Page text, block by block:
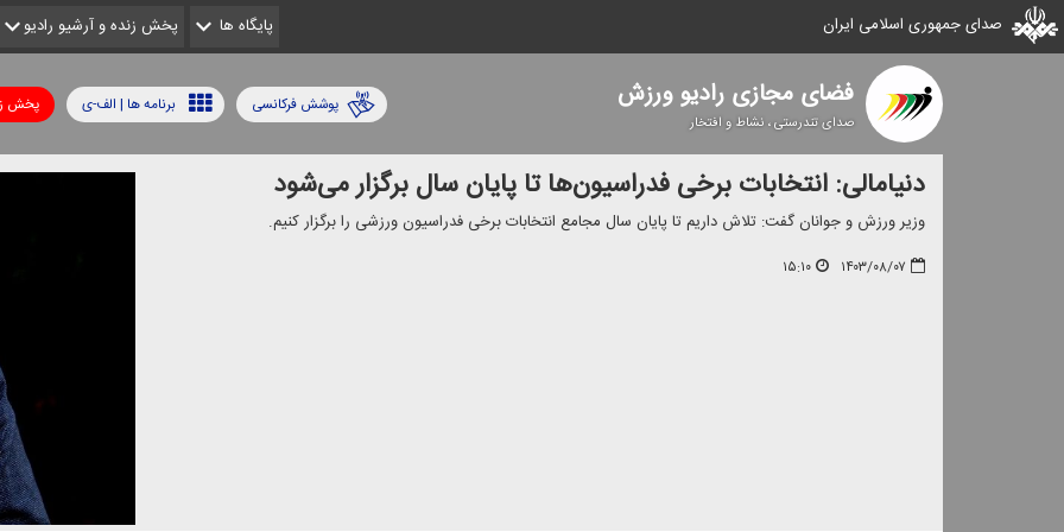
صدای جمهوری اسلامی ایران پایگاه ها پخش زنده و آرشیو رادیو
فضای مجازی رادیو ورزش
صدای تندرستی ، نشاط و افتخار
پخش برنامه ها | الف-ی پوشش فرکانسی
دنیامالی: انتخابات برخی فدراسیون‌ها تا پایان سال برگزار می‌شود
وزیر ورزش و جوانان گفت: تلاش داریم تا پایان سال مجامع انتخابات برخی فدراسیون ورزشی را برگزار كنیم.
۱۴۰۳/۰۸/۰۷ ۱۵:۱۰